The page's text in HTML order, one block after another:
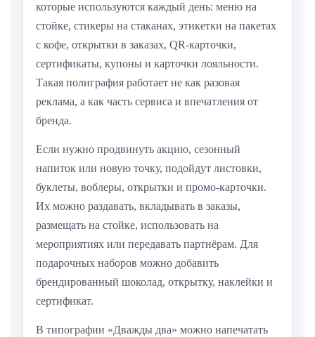
которые используются каждый день: меню на
стойке, стикеры на стаканах, этикетки на пакетах
с кофе, открытки в заказах, QR-карточки,
сертификаты, купоны и карточки лояльности.
Такая полиграфия работает не как разовая
реклама, а как часть сервиса и впечатления от
бренда.
Если нужно продвинуть акцию, сезонный
напиток или новую точку, подойдут листовки,
буклеты, воблеры, открытки и промо-карточки.
Их можно раздавать, вкладывать в заказы,
размещать на стойке, использовать на
мероприятиях или передавать партнёрам. Для
подарочных наборов можно добавить
брендированный шоколад, открытку, наклейки и
сертификат.
В типографии «Дважды два» можно напечатать